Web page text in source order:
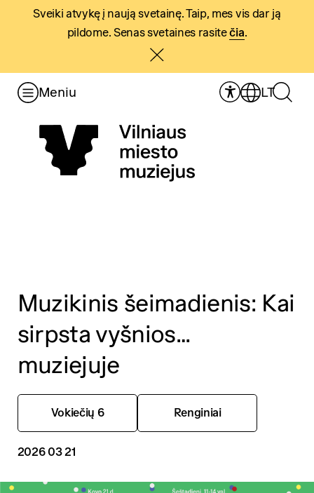
Sveiki atvykę į naują svetainę. Taip, mes vis dar ją
pildome. Senas svetaines rasitečia.
Meniu LT
Vokiečių 6 Renginiai
Muzikinis šeimadienis: Kai
sirpsta vyšnios…
muziejuje
2026 03 21